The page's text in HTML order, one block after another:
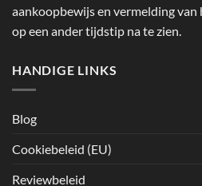
aankoopbewijs en vermelding
op een ander tijdstip na te zien.
HANDIGE LINKS
Blog
Cookiebeleid (EU)
Reviewbeleid